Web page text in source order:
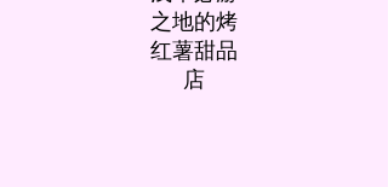
之地的烤
红薯甜品
店